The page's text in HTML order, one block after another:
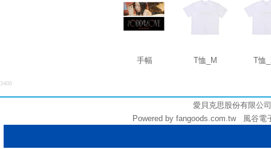
手幅 T恤_M T恤
3400
愛貝克思股份有限
Powered by fangoods.com.tw 風谷電子商